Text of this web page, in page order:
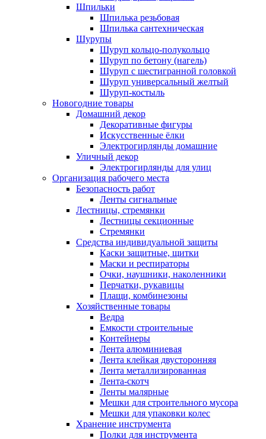
Шпильки
Шпилька резьбовая
Шпилька сантехническая
Шурупы
Шуруп кольцо-полукольцо
Шуруп по бетону (нагель)
Шуруп с шестигранной головкой
Шуруп универсальный желтый
Шуруп-костыль
Новогодние товары
Домашний декор
Декоративные фигуры
Искусственные ёлки
Электрогирлянды домашние
Уличный декор
Электрогирлянды для улиц
Организация рабочего места
Безопасность работ
Ленты сигнальные
Лестницы, стремянки
Лестницы секционные
Стремянки
Средства индивидуальной защиты
Каски защитные, щитки
Маски и респираторы
Очки, наушники, наколенники
Перчатки, рукавицы
Плащи, комбинезоны
Хозяйственные товары
Ведра
Емкости строительные
Контейнеры
Лента алюминиевая
Лента клейкая двусторонняя
Лента металлизированная
Лента-скотч
Ленты малярные
Мешки для строительного мусора
Мешки для упаковки колес
Хранение инструмента
Полки для инструмента